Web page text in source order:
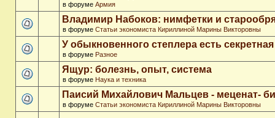
в форуме Армия
Владимир Набоков: нимфетки и
в форуме Статьи экономиста Кириллиной Марины Викторовны
У обыкновенного степлера есть
в форуме Разное
Ящур: болезнь, опыт, система
в форуме Наука и техника
Паисий Михайлович Мальцев - меценат-
в форуме Статьи экономиста Кириллиной Марины Викторовны